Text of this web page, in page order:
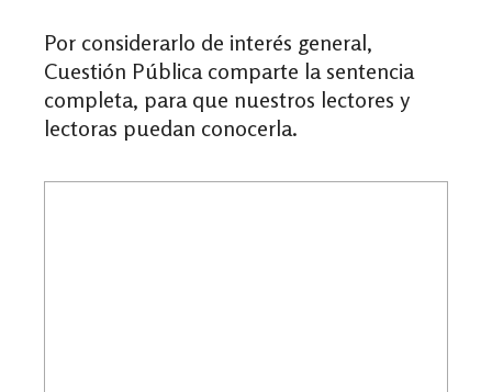
Por considerarlo de interés general,
Cuestión Pública comparte la sentencia
completa, para que nuestros lectores y
lectoras puedan conocerla.